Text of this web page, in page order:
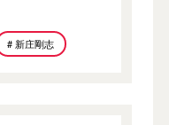
# 新庄剛志